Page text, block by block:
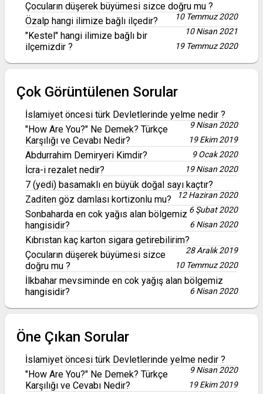
Çocuların düşerek büyümesi sizce doğru mu ?
10 Temmuz 2020
Özalp hangi ilimize bağlı ilçedir?
10 Nisan 2021
"Kestel" hangi ilimize bağlı bir
ilçemizdir ?
19 Temmuz 2020
Çok Görüntülenen Sorular
İslamiyet öncesi türk Devletlerinde yelme nedir ?
9 Nisan 2020
"How Are You?" Ne Demek? Türkçe
Karşılığı ve Cevabı Nedir?
19 Ekim 2019
Abdurrahim Demiryeri Kimdir? 9 Ocak 2020
İcra-i rezalet nedir? 19 Nisan 2020
7 (yedi) basamaklı en büyük doğal sayı kaçtır?
12 Haziran 2020
Zaditen göz damlası kortizonlu mu?
6 Şubat 2020
Sonbaharda en cok yağıs alan bölgemiz
hangisidir?
6 Nisan 2020
Kıbrıstan kaç karton sigara getirebilirim?
28 Aralık 2019
Çocuların düşerek büyümesi sizce
doğru mu ?
10 Temmuz 2020
İlkbahar mevsiminde en cok yağış alan bölgemiz
hangisidir?
6 Nisan 2020
Öne Çıkan Sorular
İslamiyet öncesi türk Devletlerinde yelme nedir ?
9 Nisan 2020
"How Are You?" Ne Demek? Türkçe
Karşılığı ve Cevabı Nedir?
19 Ekim 2019